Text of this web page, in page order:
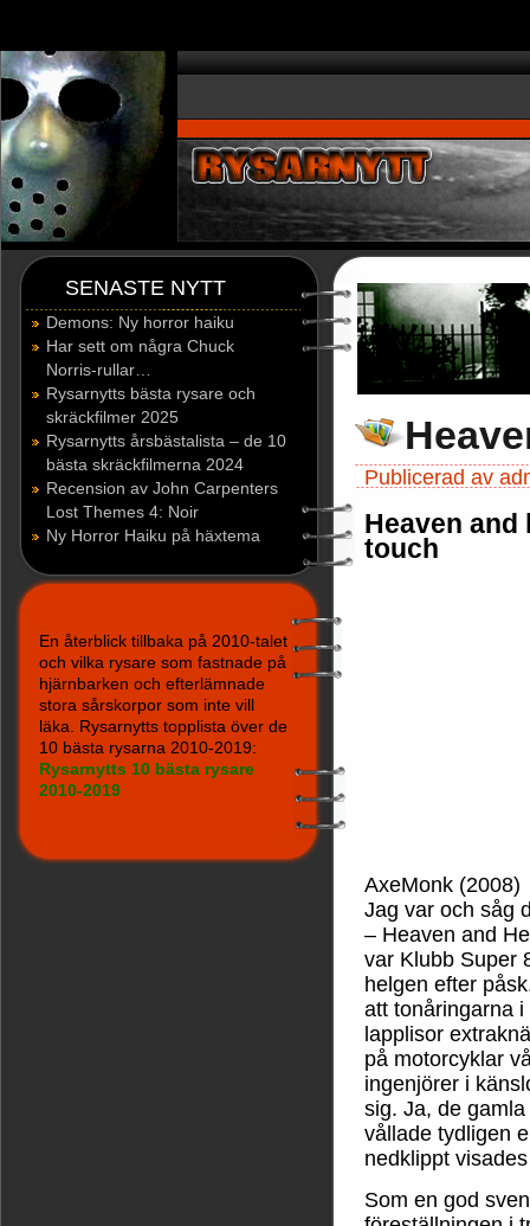
SENASTE NYTT
Demons: Ny horror haiku
Har sett om några Chuck
Norris-rullar…
Rysarnytts bästa rysare och
skräckfilmer 2025
Rysarnytts årsbästalista – de 10
bästa skräckfilmerna 2024
Recension av John Carpenters
Lost Themes 4: Noir
Ny Horror Haiku på häxtema
En återblick tillbaka på 2010-talet
och vilka rysare som fastnade på
hjärnbarken och efterlämnade
stora sårskorpor som inte vill
läka. Rysarnytts topplista över de
10 bästa rysarna 2010-2019:
Rysarnytts 10 bästa rysare
2010-2019
Publicerad av
Heaven
touch
AxeMonk (2008)
Jag var och såg
– Heaven and
var Klubb Super
helgen efter
att tonåringarna
lapplisor
på motorcyklar
ingenjörer i
sig. Ja, de
vållade tydligen
nedklippt
Som en god